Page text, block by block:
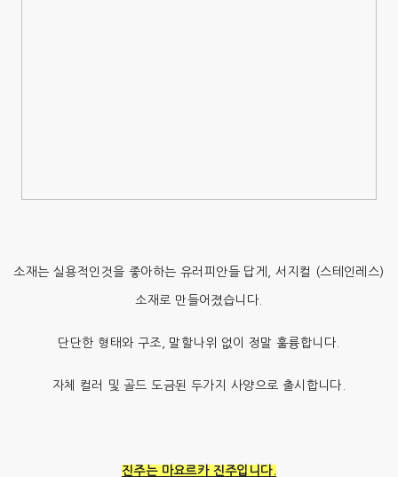
소재는 실용적인것을 좋아하는 유러피안들 답게, 서지컬 (스테인레스)
소재로 만들어졌습니다.
단단한 형태와 구조, 말할나위 없이 정말 훌륭합니다.
자체 컬러 및 골드 도금된 두가지 사양으로 출시합니다.
진주는 마요르카 진주입니다.